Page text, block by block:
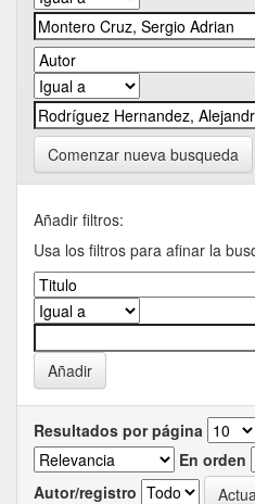
Comenzar nueva busqueda
Añadir filtros:
Usa los filtros para afinar la
Resultados por página
En orden
Autor/registro